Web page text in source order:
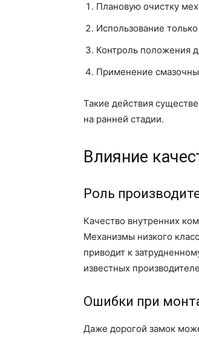
Плановую очистку
Использование
Контроль положения
Применение
Такие действия
на ранней стадии.
Влияние
Роль
Качество внутренних
Механизмы низкого
приводит к
известных
Ошибки при
Даже дорогой замок